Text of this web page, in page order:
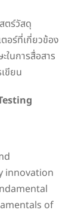
ตร์วัสดุ
อร์ที่เกี่ยวข้อง
ในการสื่อสาร
ขียน
innovation
of